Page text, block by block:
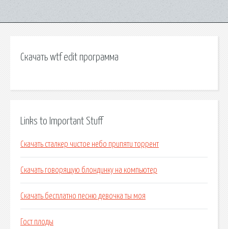
Скачать wtf edit программа
Links to Important Stuff
Скачать сталкер чистое небо припяти торрент
Скачать говорящую блондинку на компьютер
Скачать бесплатно песню девочка ты моя
Гост плоды